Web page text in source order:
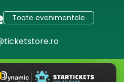
Toate evenimentele